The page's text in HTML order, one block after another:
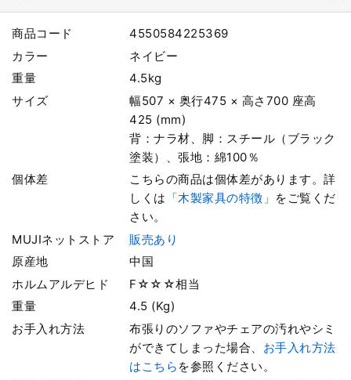
商品コード
4550584225369
カラー
ネイビー
重量
4.5kg
サイズ
幅507 × 奥行475 × 高さ700 座高
425 (mm)
背：ナラ材、脚：スチール（ブラック
塗装）、張地：綿100％
個体差
こちらの商品は個体差があります。詳
しくは 「木製家具の特徴」 をご覧くだ
さい。
MUJIネットストア
販売あり
原産地
中国
ホルムアルデヒド
F☆☆☆相当
重量
4.5 (Kg)
お手入れ方法
布張りのソファやチェアの汚れやシミ
ができてしまった場合、 お手入れ方法
はこちら を参照ください。